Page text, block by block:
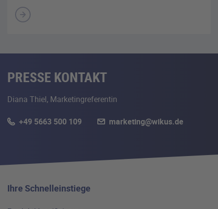
PRESSE KONTAKT
Diana Thiel, Marketingreferentin
+49 5663 500 109 marketing@wikus.de
Ihre Schnelleinstiege